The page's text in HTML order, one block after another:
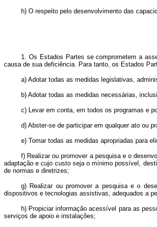
h) O respeito pelo desenvolvimento das
1. Os Estados Partes se comprometem a
causa de sua deficiência. Para tanto, os Estados
a) Adotar todas as medidas legislativas,
b) Adotar todas as medidas necessárias,
c) Levar em conta, em todos os programas e
d) Abster-se de participar em qualquer ato ou
e) Tomar todas as medidas apropriadas para
f) Realizar ou promover a pesquisa e o
adaptação e cujo custo seja o mínimo possível,
de normas e diretrizes;
g) Realizar ou promover a pesquisa e o
dispositivos e tecnologias assistivas, adequados a
h) Propiciar informação acessível para as
serviços de apoio e instalações;